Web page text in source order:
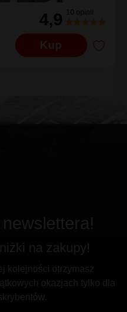
4,9 10 opinii
Kup
na zakupy!
kolejności otrzymasz
okazjach tylko dla